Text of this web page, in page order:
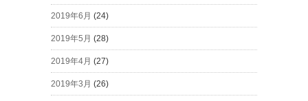
2019年6月 (24)
2019年5月 (28)
2019年4月 (27)
2019年3月 (26)